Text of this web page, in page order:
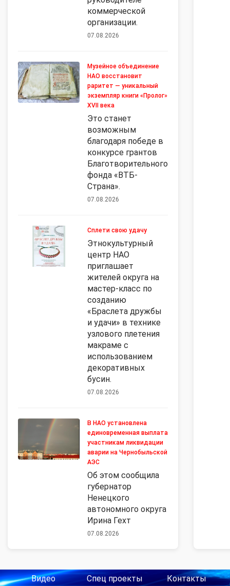
коммерческой
организации.
07.08.2026
Музейное объединение
НАО восстановит
раритет — уникальный
экземпляр книги «Пролог»
XVII века
Это станет
возможным
благодаря победе в
конкурсе грантов
Благотворительного
фонда «ВТБ-
Страна».
07.08.2026
Сплети свою удачу
Этнокультурный
центр НАО
приглашает
жителей округа на
мастер-класс по
созданию
«Браслета дружбы
и удачи» в технике
узлового плетения
макраме с
использованием
декоративных
бусин.
07.08.2026
В НАО установлена
единовременная выплата
участникам ликвидации
аварии на Чернобыльской
АЭС
Об этом сообщила
губернатор
Ненецкого
автономного округа
Ирина Гехт
07.08.2026
Видео
Спец проекты
Контакты